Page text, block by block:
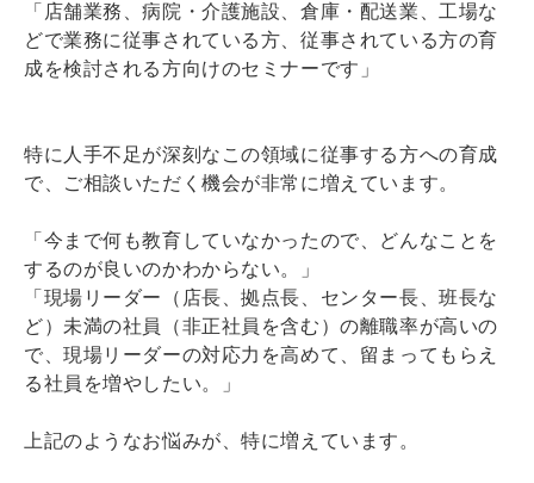
「店舗業務、病院・介護施設、倉庫・配送業、工場な
どで業務に従事されている方、従事されている方の育
成を検討される方向けのセミナーです」
特に人手不足が深刻なこの領域に従事する方への育成
で、ご相談いただく機会が非常に増えています。
「今まで何も教育していなかったので、どんなことを
するのが良いのかわからない。」
「現場リーダー（店長、拠点長、センター長、班長な
ど）未満の社員（非正社員を含む）の離職率が高いの
で、現場リーダーの対応力を高めて、留まってもらえ
る社員を増やしたい。」
上記のようなお悩みが、特に増えています。